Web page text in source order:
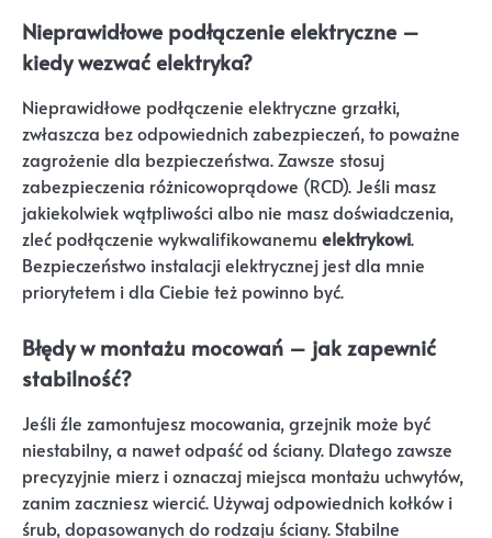
Nieprawidłowe podłączenie elektryczne –
kiedy wezwać elektryka?
Nieprawidłowe podłączenie elektryczne grzałki,
zwłaszcza bez odpowiednich zabezpieczeń, to poważne
zagrożenie dla bezpieczeństwa. Zawsze stosuj
zabezpieczenia różnicowoprądowe (RCD). Jeśli masz
jakiekolwiek wątpliwości albo nie masz doświadczenia,
zleć podłączenie wykwalifikowanemu elektrykowi.
Bezpieczeństwo instalacji elektrycznej jest dla mnie
priorytetem i dla Ciebie też powinno być.
Błędy w montażu mocowań – jak zapewnić
stabilność?
Jeśli źle zamontujesz mocowania, grzejnik może być
niestabilny, a nawet odpaść od ściany. Dlatego zawsze
precyzyjnie mierz i oznaczaj miejsca montażu uchwytów,
zanim zaczniesz wiercić. Używaj odpowiednich kołków i
śrub, dopasowanych do rodzaju ściany. Stabilne